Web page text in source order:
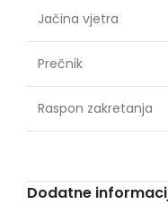
Jačina vjetra
Prečnik
Raspon zakretanja
Dodatne